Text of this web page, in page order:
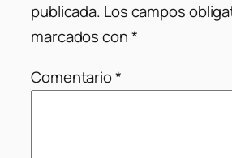
publicada. Los campos
marcados con*
Comentario*